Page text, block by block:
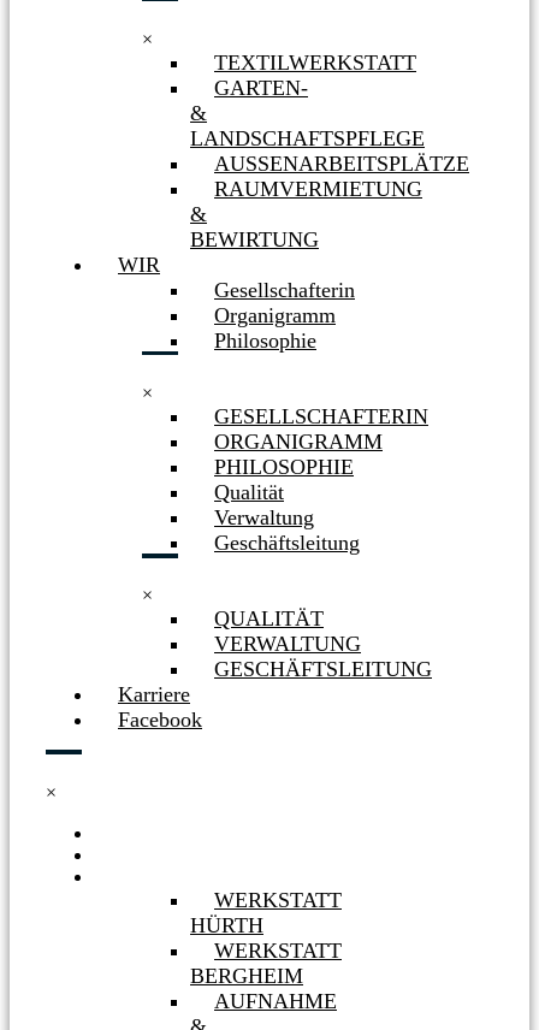
×
TEXTILWERKSTATT
GARTEN-
&
LANDSCHAFTSPFLEGE
AUSSENARBEITSPLÄTZE
RAUMVERMIETUNG
&
BEWIRTUNG
WIR
Gesellschafterin
Organigramm
Philosophie
×
GESELLSCHAFTERIN
ORGANIGRAMM
PHILOSOPHIE
Qualität
Verwaltung
Geschäftsleitung
×
QUALITÄT
VERWALTUNG
GESCHÄFTSLEITUNG
Karriere
Facebook
×
WERKSTATT
HÜRTH
WERKSTATT
BERGHEIM
AUFNAHME